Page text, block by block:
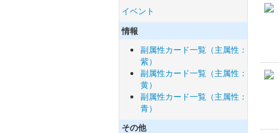
イベント
情報
副属性カード一覧（主属性：
紫）
副属性カード一覧（主属性：
黄）
副属性カード一覧（主属性：
青）
その他